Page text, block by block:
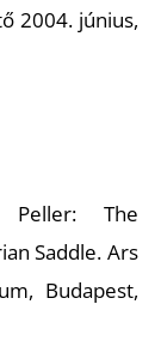
2004. június,
Peller: The
Saddle. Ars
Budapest,